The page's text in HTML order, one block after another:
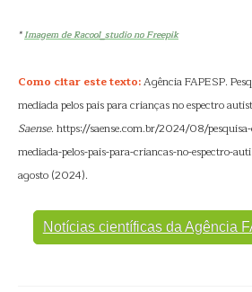
*Imagem de Racool_studio no Freepik
Como citar este texto:Agência FAPESP.
mediada pelos pais para crianças no espectro
Saense. https://saense.com.br/2024/08/
mediada-pelos-pais-para-criancas-no-espectro-
agosto (2024).
Notícias científicas da Agência